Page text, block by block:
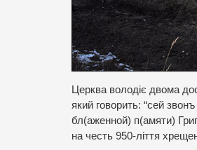
Церква володіє двома
який говорить: “сей
бл(аженной) п(амяти)
на честь 950-ліття